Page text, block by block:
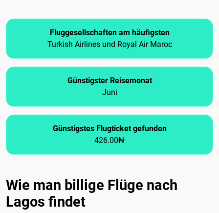
Fluggesellschaften am häufigsten
Turkish Airlines und Royal Air Maroc
Günstigster Reisemonat
Juni
Günstigstes Flugticket gefunden
426.00₦
Wie man billige Flüge nach
Lagos findet